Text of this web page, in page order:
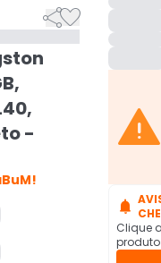

-


Clique